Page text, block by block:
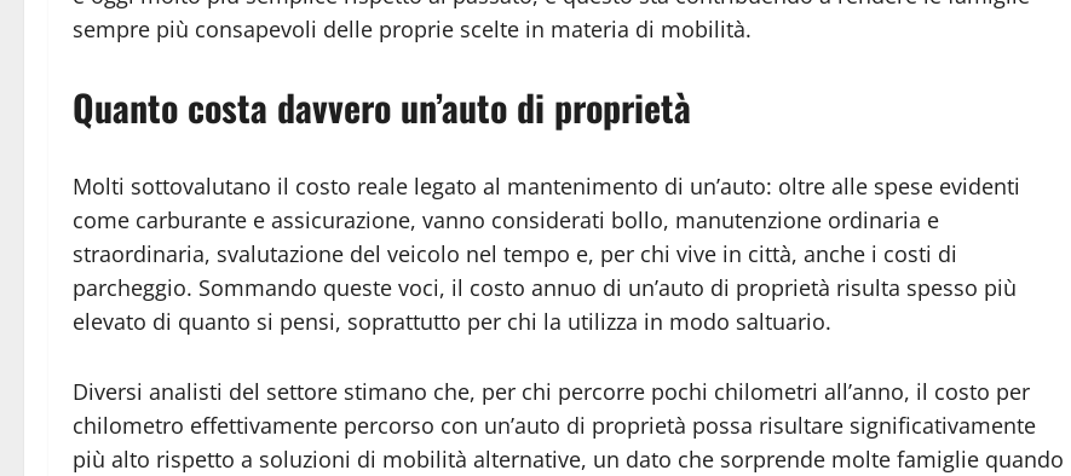
sempre più consapevoli delle proprie scelte in materia di mobilità.
Quanto costa davvero un’auto di proprietà
Molti sottovalutano il costo reale legato al mantenimento di un’auto: oltre alle spese evidenti
come carburante e assicurazione, vanno considerati bollo, manutenzione ordinaria e
straordinaria, svalutazione del veicolo nel tempo e, per chi vive in città, anche i costi di
parcheggio. Sommando queste voci, il costo annuo di un’auto di proprietà risulta spesso più
elevato di quanto si pensi, soprattutto per chi la utilizza in modo saltuario.
Diversi analisti del settore stimano che, per chi percorre pochi chilometri all’anno, il costo per
chilometro effettivamente percorso con un’auto di proprietà possa risultare significativamente
più alto rispetto a soluzioni di mobilità alternative, un dato che sorprende molte famiglie quando